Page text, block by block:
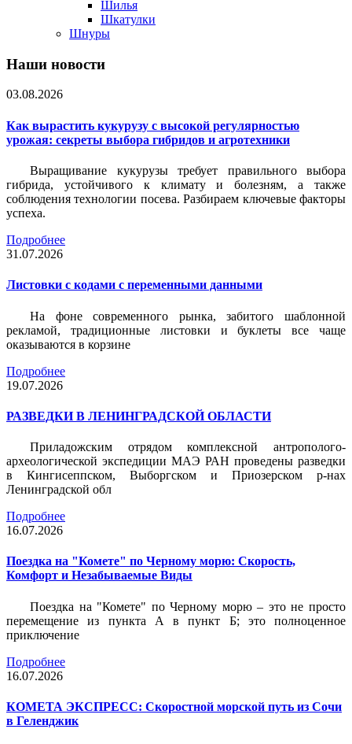
Шилья
Шкатулки
Шнуры
Наши новости
03.08.2026
Как вырастить кукурузу с высокой регулярностью
урожая: секреты выбора гибридов и агротехники
Выращивание кукурузы требует правильного выбора
гибрида, устойчивого к климату и болезням, а также
соблюдения технологии посева. Разбираем ключевые факторы
успеха.
Подробнее
31.07.2026
Листовки c кодами с переменными данными
На фоне современного рынка, забитого шаблонной
рекламой, традиционные листовки и буклеты все чаще
оказываются в корзине
Подробнее
19.07.2026
РАЗВЕДКИ В ЛЕНИНГРАДСКОЙ ОБЛАСТИ
Приладожским отрядом комплексной антрополого-
археологической экспедиции МАЭ РАН проведены разведки
в Кингисеппском, Выборгском и Приозерском р-нах
Ленинградской обл
Подробнее
16.07.2026
Поездка на "Комете" по Черному морю: Скорость,
Комфорт и Незабываемые Виды
Поездка на "Комете" по Черному морю – это не просто
перемещение из пункта А в пункт Б; это полноценное
приключение
Подробнее
16.07.2026
КОМЕТА ЭКСПРЕСС: Скоростной морской путь из Сочи
в Геленджик